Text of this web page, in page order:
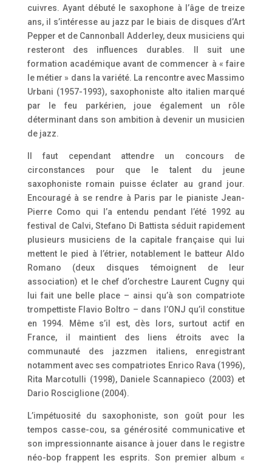
cuivres. Ayant débuté le saxophone à l’âge de treize
ans, il s’intéresse au jazz par le biais de disques d’Art
Pepper et de Cannonball Adderley, deux musiciens qui
resteront des influences durables. Il suit une
formation académique avant de commencer à « faire
le métier » dans la variété. La rencontre avec Massimo
Urbani (1957-1993), saxophoniste alto italien marqué
par le feu parkérien, joue également un rôle
déterminant dans son ambition à devenir un musicien
de jazz.
Il faut cependant attendre un concours de
circonstances pour que le talent du jeune
saxophoniste romain puisse éclater au grand jour.
Encouragé à se rendre à Paris par le pianiste Jean-
Pierre Como qui l’a entendu pendant l’été 1992 au
festival de Calvi, Stefano Di Battista séduit rapidement
plusieurs musiciens de la capitale française qui lui
mettent le pied à l’étrier, notablement le batteur Aldo
Romano (deux disques témoignent de leur
association) et le chef d’orchestre Laurent Cugny qui
lui fait une belle place – ainsi qu’à son compatriote
trompettiste Flavio Boltro – dans l’ONJ qu’il constitue
en 1994. Même s’il est, dès lors, surtout actif en
France, il maintient des liens étroits avec la
communauté des jazzmen italiens, enregistrant
notamment avec ses compatriotes Enrico Rava (1996),
Rita Marcotulli (1998), Daniele Scannapieco (2003) et
Dario Rosciglione (2004).
L’impétuosité du saxophoniste, son goût pour les
tempos casse-cou, sa générosité communicative et
son impressionnante aisance à jouer dans le registre
néo-bop frappent les esprits. Son premier album «